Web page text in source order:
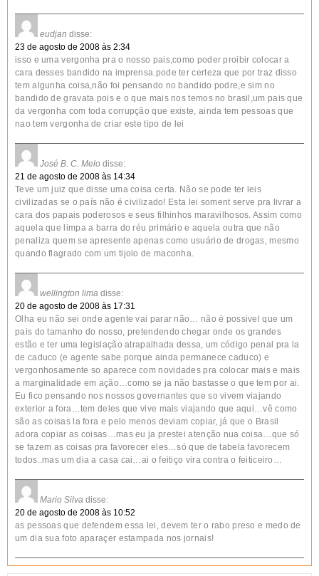
eudjan disse:
23 de agosto de 2008 às 2:34
isso e uma vergonha pra o nosso pais,como poder proibir colocar a
cara desses bandido na imprensa.pode ter certeza que por traz disso
tem algunha coisa,não foi pensando no bandido podre,e sim no
bandido de gravata pois e o que mais nos temos no brasil,um pais que
da vergonha com toda corrupção que existe, ainda tem pessoas que
nao tem vergonha de criar este tipo de lei
José B. C. Melo disse:
21 de agosto de 2008 às 14:34
Teve um juiz que disse uma coisa certa. Não se pode ter leis
civilizadas se o país não é civilizado! Esta lei soment serve pra livrar a
cara dos papais poderosos e seus filhinhos maravilhosos. Assim como
aquela que limpa a barra do réu primário e aquela outra que não
penaliza quem se apresente apenas como usuário de drogas, mesmo
quando flagrado com um tijolo de maconha.
wellington lima disse:
20 de agosto de 2008 às 17:31
Olha eu não sei onde agente vai parar não… não é possivel que um
pais do tamanho do nosso, pretendendo chegar onde os grandes
estão e ter uma legislação atrapalhada dessa, um código penal pra la
de caduco (e agente sabe porque ainda permanece caduco) e
vergonhosamente so aparece com novidades pra colocar mais e mais
a marginalidade em ação…como se ja não bastasse o que tem por ai.
Eu fico pensando nos nossos governantes que so vivem viajando
exterior a fora…tem deles que vive mais viajando que aqui…vê como
são as coisas la fora e pelo menos deviam copiar, já que o Brasil
adora copiar as coisas…mas eu ja prestei atenção nua coisa…que só
se fazem as coisas pra favorecer eles…só que de tabela favorecem
todos..mas um dia a casa cai…ai o feitiço vira contra o feiticeiro…
Mario Silva disse:
20 de agosto de 2008 às 10:52
as pessoas que defendem essa lei, devem ter o rabo preso e medo de
um dia sua foto aparaçer estampada nos jornais!